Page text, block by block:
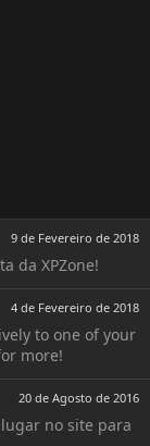
9 de Fevereiro de 2018
da XPZone!
4 de Fevereiro de 2018
to one of your
more!
20 de Agosto de 2016
no site para